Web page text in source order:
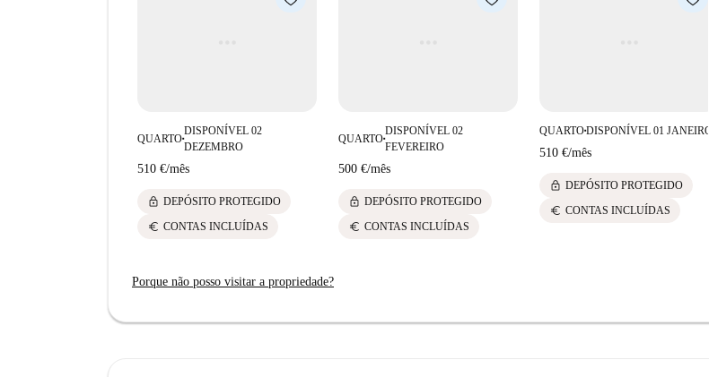
QUARTO■
DISPONÍVEL 02
DEZEMBRO
510 €/mês
lock DEPÓSITO PROTEGIDO
euro CONTAS INCLUÍDAS
QUARTO■
DISPONÍVEL 02
FEVEREIRO
500 €/mês
lock DEPÓSITO PROTEGIDO
euro CONTAS INCLUÍDAS
QUARTO■DISPONÍVEL 01 JANEIRO
510 €/mês
lock DEPÓSITO PROTEGIDO
euro CONTAS INCLUÍDAS
Porque não posso visitar a propriedade?